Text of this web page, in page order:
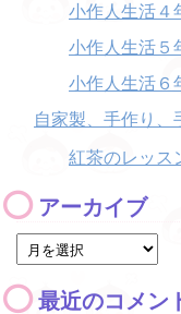
小作人生活４
小作人生活５
小作人生活６
自家製、手作り、
紅茶のレッス
アーカイブ
最近のコメン